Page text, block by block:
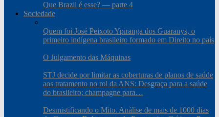
Que Brazil é esse? — parte 4
Sociedade
Quem foi José Peixoto Ypiranga dos Guaranys, o
primeiro indígena brasileiro formado em Direito no país
O Julgamento das Máquinas
STJ decide por limitar as coberturas de planos de saúde
aos tratamento no rol da ANS: Desgraça para a saúde
do brasileiro; champagne para…
Desmistificando o Mito. Análise de mais de 1000 dias